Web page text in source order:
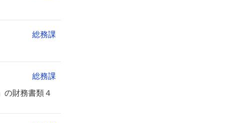
総務課
総務課
の財務書類４